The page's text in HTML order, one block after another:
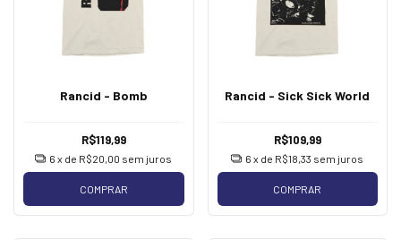
Rancid - Bomb
R$119,99
6 x de R$20,00 sem juros
COMPRAR
Rancid - Sick Sick World
R$109,99
6 x de R$18,33 sem juros
COMPRAR